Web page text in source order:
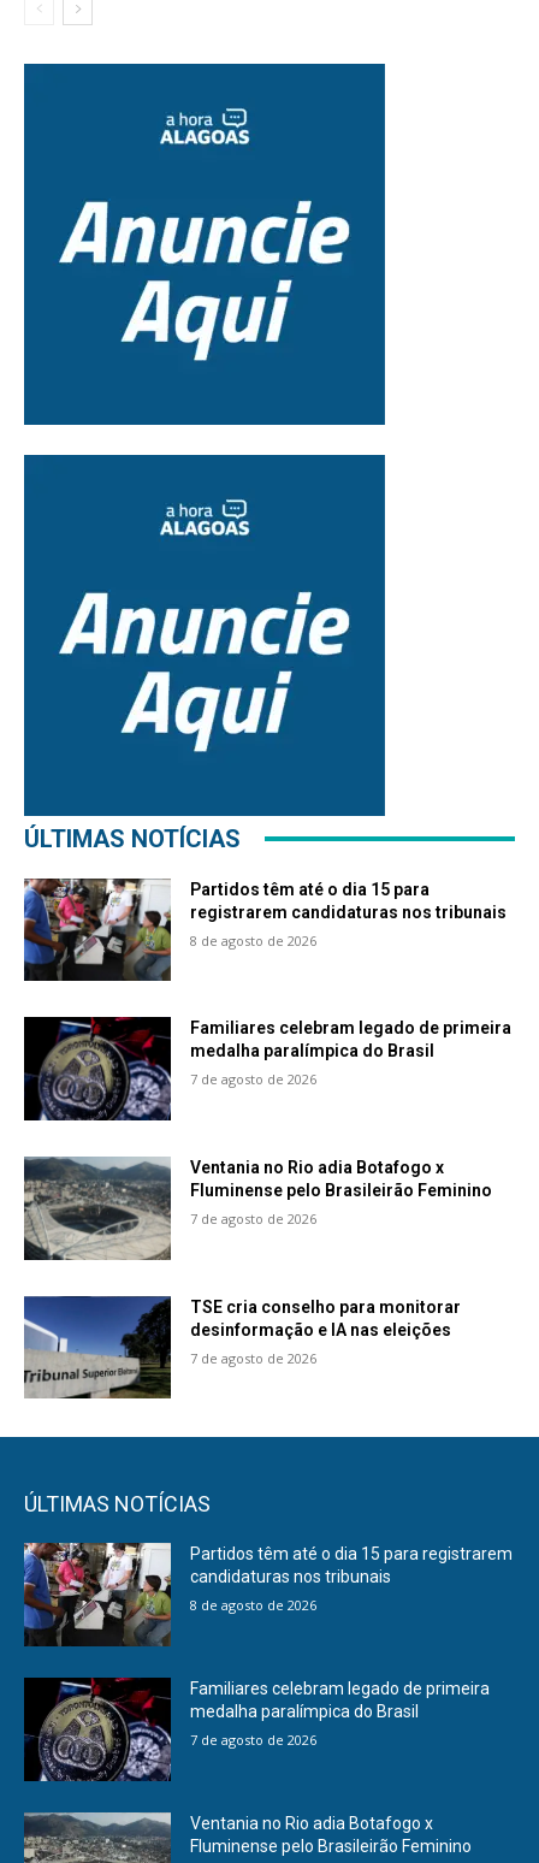
ÚLTIMAS NOTÍCIAS
Partidos têm até o dia 15 para
registrarem candidaturas nos tribunais
8 de agosto de 2026
Familiares celebram legado de primeira
medalha paralímpica do Brasil
7 de agosto de 2026
Ventania no Rio adia Botafogo x
Fluminense pelo Brasileirão Feminino
7 de agosto de 2026
TSE cria conselho para monitorar
desinformação e IA nas eleições
7 de agosto de 2026
ÚLTIMAS NOTÍCIAS
Partidos têm até o dia 15 para registrarem
candidaturas nos tribunais
8 de agosto de 2026
Familiares celebram legado de primeira
medalha paralímpica do Brasil
7 de agosto de 2026
Ventania no Rio adia Botafogo x
Fluminense pelo Brasileirão Feminino